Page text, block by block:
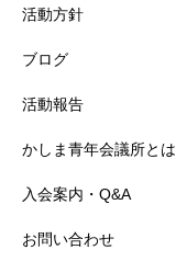
活動方針
ブログ
活動報告
かしま青年会議所とは
入会案内・Q&A
お問い合わせ